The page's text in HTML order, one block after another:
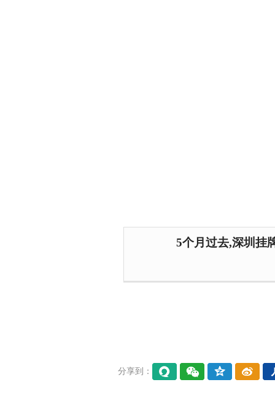
5个月过去,深圳挂
分享到：